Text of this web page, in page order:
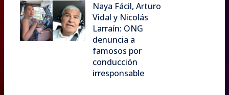
Naya Fácil, Arturo
Vidal y Nicolás
Larraín: ONG
denuncia a
famosos por
conducción
irresponsable